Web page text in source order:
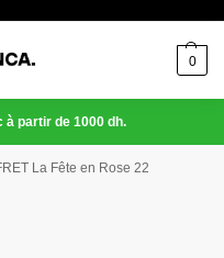
0
à partir de 1000 dh.
La Fête en Rose 22